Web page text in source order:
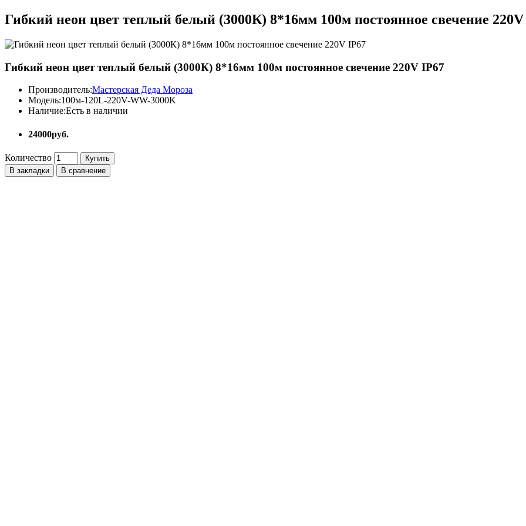
Гибкий неон цвет теплый белый (3000К) 8*16мм 100м постоянное свечение
Гибкий неон цвет теплый белый (3000К) 8*16мм 100м постоянное свечение 220V IP67
Производитель:Мастерская Деда Мороза
Модель:100м-120L-220V-WW-3000K
Наличие:Есть в наличии
24000руб.
Количество
Купить
В закладки
В сравнение